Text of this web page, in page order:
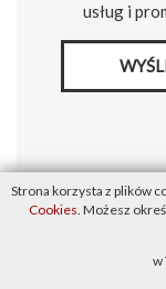
usług i
Strona korzysta z plików
Cookies. Możesz
w